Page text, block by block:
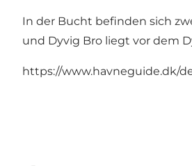
In der Bucht befinden sich
und Dyvig Bro liegt vor dem
https://www.havneguide.dk/